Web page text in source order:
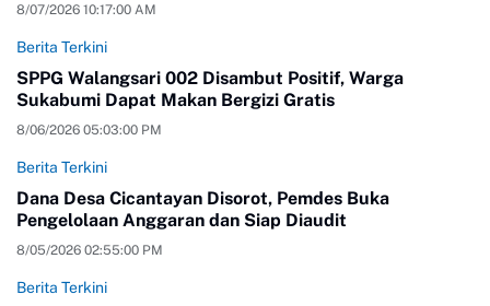
8/07/2026 10:17:00 AM
Berita Terkini
SPPG Walangsari 002 Disambut Positif, Warga
Sukabumi Dapat Makan Bergizi Gratis
8/06/2026 05:03:00 PM
Berita Terkini
Dana Desa Cicantayan Disorot, Pemdes Buka
Pengelolaan Anggaran dan Siap Diaudit
8/05/2026 02:55:00 PM
Berita Terkini